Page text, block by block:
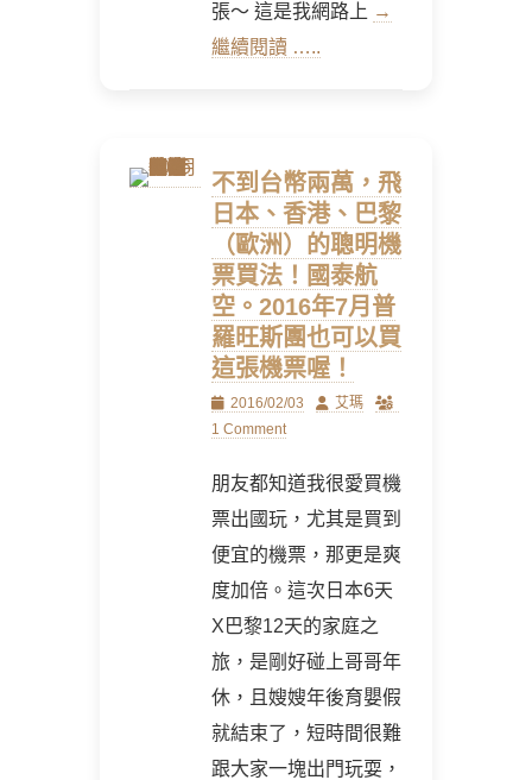
張～ 這是我網路上 →
繼續閱讀 …..
不到台幣兩萬，飛
日本、香港、巴黎
（歐洲）的聰明機
票買法！國泰航
空。2016年7月普
羅旺斯團也可以買
這張機票喔！
Posted
on
2016/02/03 Author
艾瑪
1 Comment
朋友都知道我很愛買機
票出國玩，尤其是買到
便宜的機票，那更是爽
度加倍。這次日本6天
X巴黎12天的家庭之
旅，是剛好碰上哥哥年
休，且嫂嫂年後育嬰假
就結束了，短時間很難
跟大家一塊出門玩耍，